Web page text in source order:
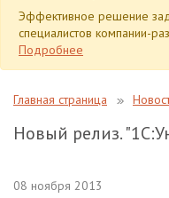
Эффективное решение
специалистов компании-
Подробнее
Главная страница
Новый релиз.
08 ноября 2013